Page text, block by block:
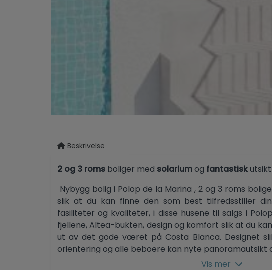
Beskrivelse
2 og 3 romsboliger med solariumog fantastisk
Nybygg bolig i Polop de la Marina , 2 og 3 roms
slik at du kan finne den som best tilfredsstiller
fasiliteter og kvaliteter, i disse husene til salgs i
fjellene, Altea-bukten, design og komfort slik at du
ut av det gode været på Costa Blanca. Designet
orientering og alle beboere kan nyte panoramautsikt
lar de store vinduene deg sømløst koble interiør
Vis mer